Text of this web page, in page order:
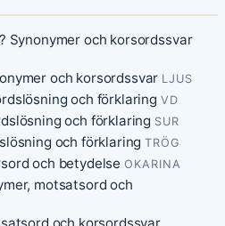
Synonymer och korsordssvar
och korsordssvar LJUS
och förklaring VD
och förklaring SUR
och förklaring TRÖG
och betydelse OKARINA
motsatsord och